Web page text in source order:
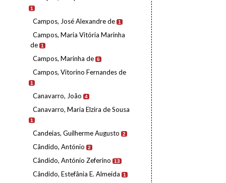
1
Campos, José Alexandre de 1
Campos, Maria Vitória Marinha
de 1
Campos, Marinha de 6
Campos, Vitorino Fernandes de
1
Canavarro, João 4
Canavarro, Maria Elzira de Sousa
1
Candeias, Guilherme Augusto 2
Cândido, António 2
Cândido, António Zeferino 13
Cândido, Estefânia E. Almeida 1